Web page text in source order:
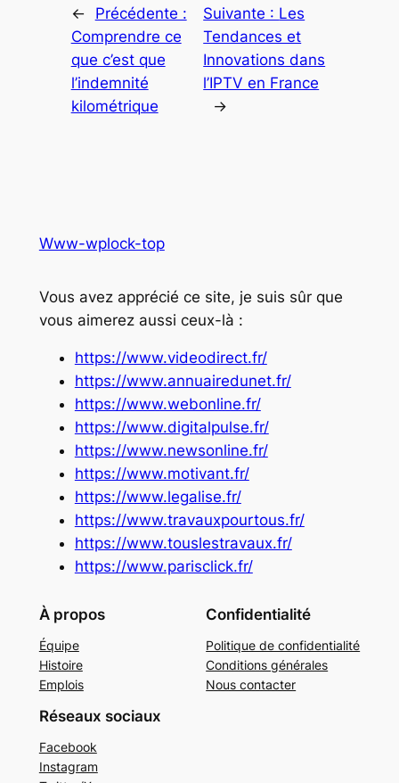
←
Précédente :
Comprendre ce
que c’est que
l’indemnité
kilométrique
Suivante : Les
Tendances et
Innovations dans
l’IPTV en France
→
Www-wplock-top
Vous avez apprécié ce site, je suis sûr que
vous aimerez aussi ceux-là :
https://www.videodirect.fr/
https://www.annuairedunet.fr/
https://www.webonline.fr/
https://www.digitalpulse.fr/
https://www.newsonline.fr/
https://www.motivant.fr/
https://www.legalise.fr/
https://www.travauxpourtous.fr/
https://www.touslestravaux.fr/
https://www.parisclick.fr/
À propos
Équipe
Histoire
Emplois
Confidentialité
Politique de confidentialité
Conditions générales
Nous contacter
Réseaux sociaux
Facebook
Instagram